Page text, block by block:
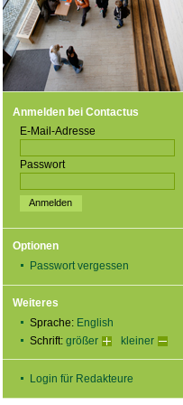
Anmelden bei Contactus
E-Mail-Adresse
Passwort
Optionen
Passwort vergessen
Weiteres
Sprache: English
Schrift: größer kleiner
Login für Redakteure